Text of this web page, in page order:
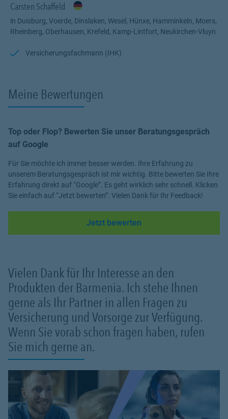
Ich biete Ihnen von A-Z
Berufsunfähigkeit ab 15 Jahren
Gewerbeversicherung
Krankenvollversicherung
Tierkrankenversicherung
Unfallversicherung
vereinbaren ein Individuelles Beratungsgespräch. Ob Online oder
persönlich. Natürlich unter Einhaltung der Corona
#MachenWirGern
#bleibenSieGesund
Carsten Schaffeld
in Duisburg, Voerde, Dinslaken, Wesel, Hünxe, Hamminkeln, Moers,
Rheinberg, Oberhausen, Krefeld, Kamp-Lintfort, Neukirchen-Vluyn
Versicherungsfachmann (IHK)
Meine Bewertungen
Top oder Flop? Bewerten Sie unser Beratungsgespräch
auf Google
Für Sie möchte ich immer besser werden. Ihre Erfahrung zu
unserem Beratungsgespräch ist mir wichtig. Bitte bewerten Sie Ihre
Erfahrung direkt auf “Google”. Es geht wirklich sehr schnell. Klicken
Sie einfach auf “Jetzt bewerten”. Vielen Dank für Ihr Feedback!
Jetzt bewerten
Vielen Dank für Ihr Interesse an den
Produkten der Barmenia. Ich stehe Ihnen
gerne als Ihr Partner in allen Fragen zu
Versicherung und Vorsorge zur Verfügung.
Wenn Sie vorab schon fragen haben, rufen
Sie mich gerne an.